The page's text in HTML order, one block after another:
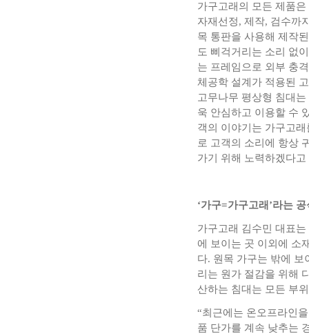
가구고래의 모든 제품
자재선정, 제작, 검수까
목 통판을 사용해 제작
도 삐걱거리는 소리 없
는 프레임으로 외부 충
체공학 설계가 적용된
고무나무 평상형 침대
욱 안심하고 이용할 수
객의 이야기는 가구고
로 고객의 소리에 항상
가기 위해 노력하겠다
‘가구=가구고래’라는
가구고래 김수민 대표
에 보이는 곳 이외에 소
다. 원목 가구는 밖에
리는 원가 절감을 위해
산하는 침대는 모든 부
“최근에는 온오프라인
품 단가를 계속 낮추는